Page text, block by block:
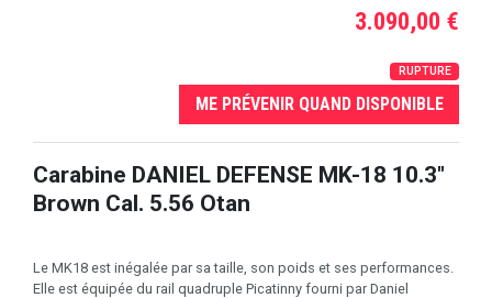
3.090,00 €
RUPTURE
ME PRÉVENIR QUAND DISPONIBLE
Carabine DANIEL DEFENSE MK-18 10.3"
Brown Cal. 5.56 Otan
Le MK18 est inégalée par sa taille, son poids et ses performances.
Elle est équipée du rail quadruple Picatinny fourni par Daniel